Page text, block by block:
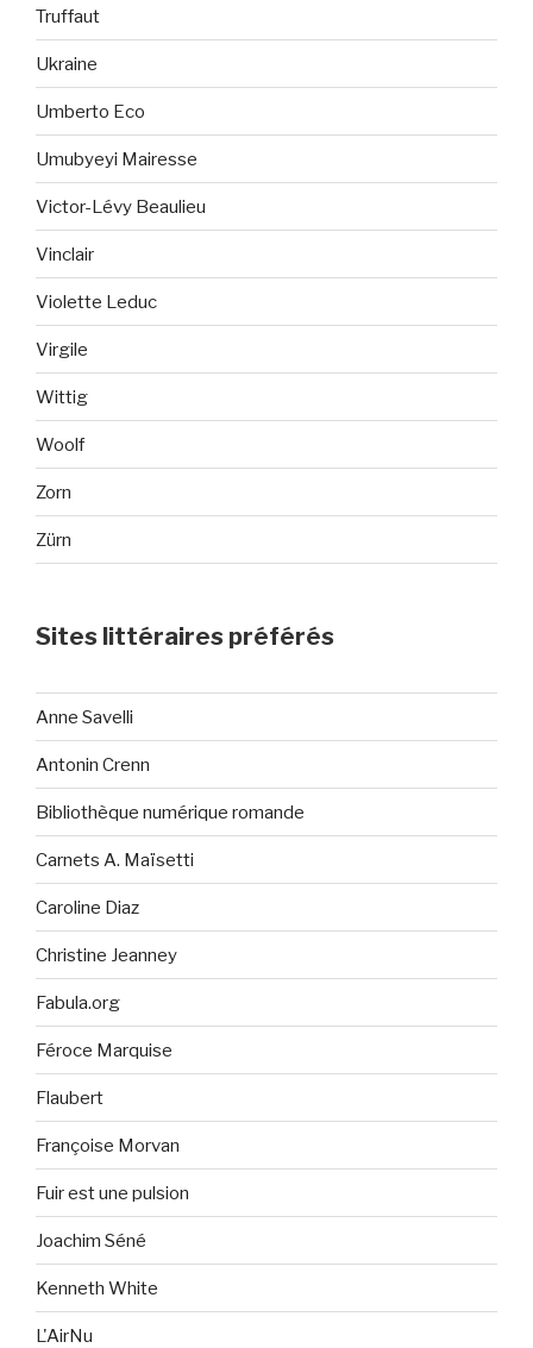
Truffaut
Ukraine
Umberto Eco
Umubyeyi Mairesse
Victor-Lévy Beaulieu
Vinclair
Violette Leduc
Virgile
Wittig
Woolf
Zorn
Zürn
Sites littéraires préférés
Anne Savelli
Antonin Crenn
Bibliothèque numérique romande
Carnets A. Maïsetti
Caroline Diaz
Christine Jeanney
Fabula.org
Féroce Marquise
Flaubert
Françoise Morvan
Fuir est une pulsion
Joachim Séné
Kenneth White
L'AirNu